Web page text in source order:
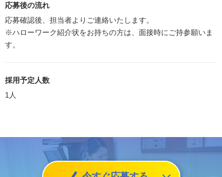
応募後の流れ
応募確認後、担当者よりご連絡いたします。
※ハローワーク紹介状をお持ちの方は、面接時にご持参願いま
す。
採用予定人数
1人